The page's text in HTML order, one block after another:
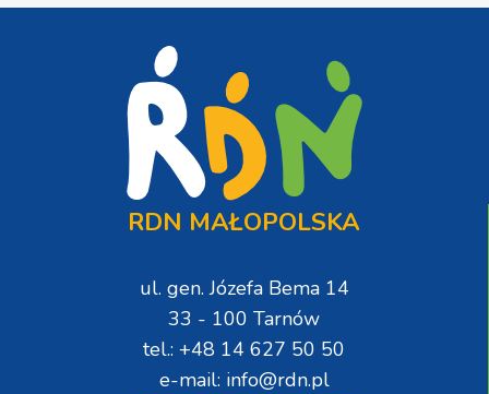
RDN MAŁOPOLSKA
ul. gen. Józefa Bema 14
33 - 100 Tarnów
tel.: +48 14 627 50 50
e-mail: info@rdn.pl